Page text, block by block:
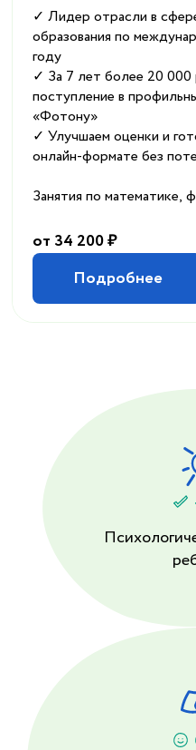
✓ Лидер отрасли в
образования по
году
✓ За 7 лет более 20
поступление в
«Фотону»
✓ Улучшаем оценки и
онлайн-формате без
Занятия по математике,
от 34 200 ₽
Подробнее